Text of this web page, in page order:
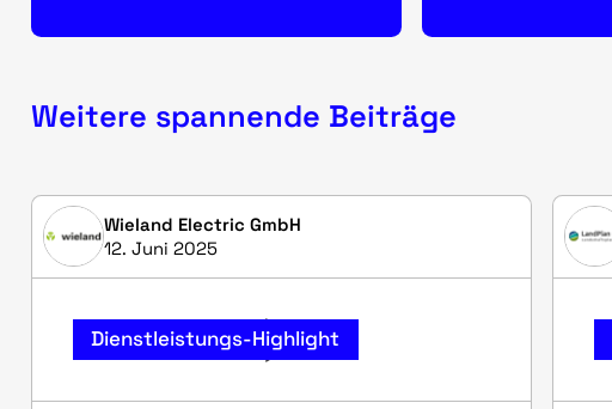
Weitere spannende Beiträge
Wieland Electric GmbH
12. Juni 2025
Dienstleistungs-Highlight